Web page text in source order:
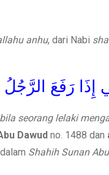
anhu, dari Nabi
رَفَعَ الرَّجُلُ
seorang lelaki
Dawud no. 1488 dan
Shahih Sunan